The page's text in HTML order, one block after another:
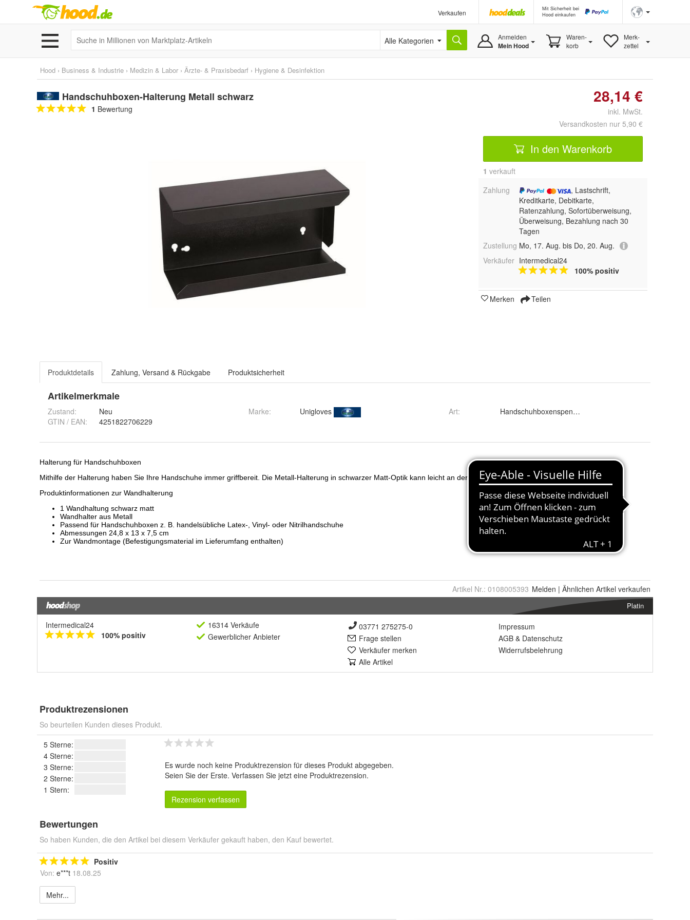
Verkaufen
Mit Sicherheit bei
Hood einkaufen
Alle Kategorien Anmelden
Mein Hood
Waren-
korb
Merk-
zettel
Hood › Business & Industrie › Medizin & Labor › Ärzte- & Praxisbedarf › Hygiene & Desinfektion
Handschuhboxen-Halterung Metall schwarz
1 Bewertung
28,14 €
inkl. MwSt.
Versandkosten nur 5,90 €
In den Warenkorb
1 verkauft
Zahlung
, Lastschrift,
Kreditkarte, Debitkarte,
Ratenzahlung, Sofortüberweisung,
Überweisung, Bezahlung nach 30
Tagen
Zustellung Mo, 17. Aug. bis Do, 20. Aug.
Verkäufer Intermedical24
100% positiv
Merken Teilen
Produktdetails Zahlung, Versand & Rückgabe Produktsicherheit
Artikelmerkmale
Zustand:
Neu
GTIN / EAN:
4251822706229
Marke: Unigloves Art: Handschuhboxenspender
Artikel Nr.: 0108005393 Melden | Ähnlichen Artikel verkaufen
Platin
Intermedical24
100% positiv
16314 Verkäufe
Gewerblicher Anbieter
03771 275275-0
Frage stellen
Verkäufer merken
Alle Artikel
Impressum
AGB & Datenschutz
Widerrufsbelehrung
Produktrezensionen
So beurteilen Kunden dieses Produkt.
5 Sterne:
4 Sterne:
3 Sterne:
2 Sterne:
1 Stern:
Es wurde noch keine Produktrezension für dieses Produkt abgegeben.
Seien Sie der Erste. Verfassen Sie jetzt eine Produktrezension.
Rezension verfassen
Bewertungen
So haben Kunden, die den Artikel bei diesem Verkäufer gekauft haben, den Kauf bewertet.
Positiv
Von: e***t 18.08.25
Mehr...